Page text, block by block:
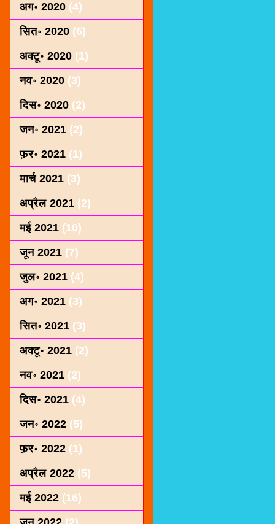
अग॰ 2020 (4)
सित॰ 2020 (6)
अक्टू॰ 2020 (1)
नव॰ 2020 (3)
दिस॰ 2020 (2)
जन॰ 2021 (2)
फ़र॰ 2021 (1)
मार्च 2021 (3)
अप्रैल 2021 (2)
मई 2021 (10)
जून 2021 (7)
जुल॰ 2021 (4)
अग॰ 2021 (3)
सित॰ 2021 (3)
अक्टू॰ 2021 (2)
नव॰ 2021 (2)
दिस॰ 2021 (4)
जन॰ 2022 (5)
फ़र॰ 2022 (1)
अप्रैल 2022 (5)
मई 2022 (16)